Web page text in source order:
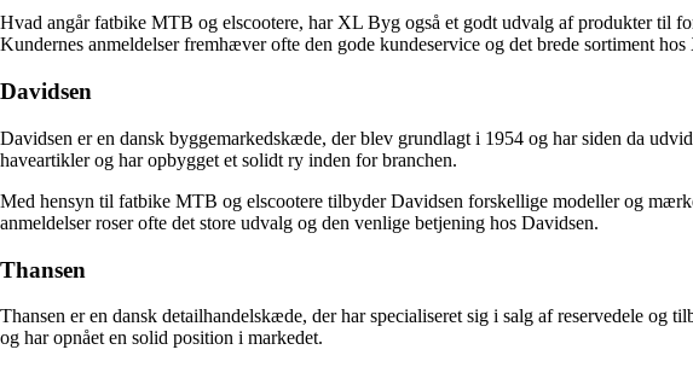
Hvad angår fatbike MTB og elscootere, har XL Byg også et godt udvalg af produkter til
Kundernes anmeldelser fremhæver ofte den gode kundeservice og det brede sortiment
Davidsen
Davidsen er en dansk byggemarkedskæde, der blev grundlagt i 1954 og har siden da
haveartikler og har opbygget et solidt ry inden for branchen.
Med hensyn til fatbike MTB og elscootere tilbyder Davidsen forskellige modeller og
anmeldelser roser ofte det store udvalg og den venlige betjening hos Davidsen.
Thansen
Thansen er en dansk detailhandelskæde, der har specialiseret sig i salg af reservedele
og har opnået en solid position i markedet.